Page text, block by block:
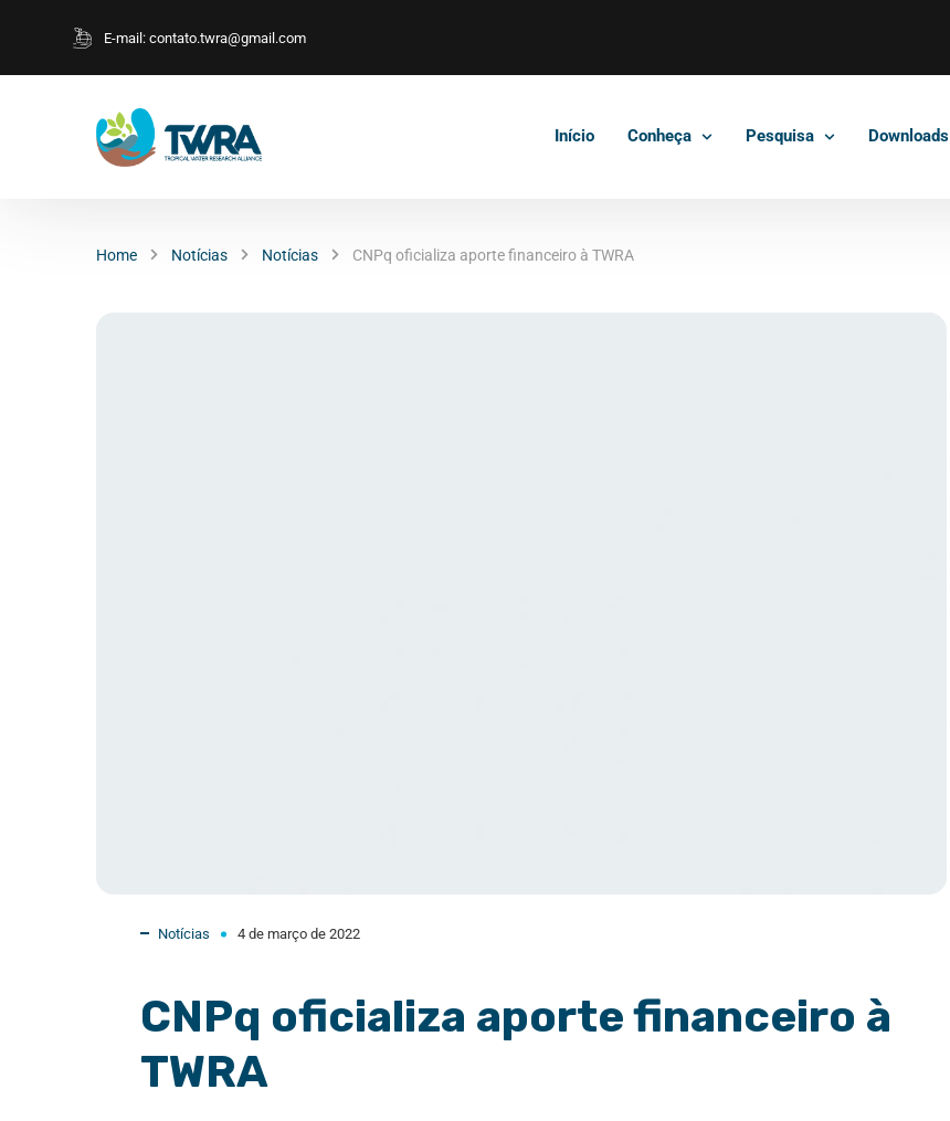
E-mail: contato.twra@gmail.com
Início Conheça Pesquisa Downloads
Home Notícias Notícias CNPq oficializa aporte financeiro à TWRA
Notícias 4 de março de 2022
CNPq oficializa aporte financeiro à
TWRA